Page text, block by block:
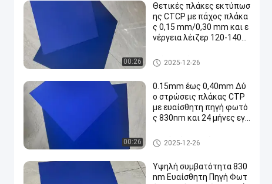
00:26
Θετικές πλάκες εκτύπωσ
ης CTCP με πάχος πλάκα
ς 0,15 mm/0,30 mm και ε
νέργεια λέιζερ 120-140
0 εκτυπώσεις
Πιάτα εκτύπωσης CTCP
2025-12-26
00:26
0.15mm έως 0,40mm Δύ
ο στρώσεις πλάκας CTP
με ευαίσθητη πηγή φωτό
ς 830nm και 24 μήνες εγγ
Διπλό πιάτο στρώματος ΚΠΜ
(Κοινή Πολιτική Μεταφορών)
2025-12-26
Υψηλή συμβατότητα 830
nm Ευαίσθητη Πηγή Φωτ